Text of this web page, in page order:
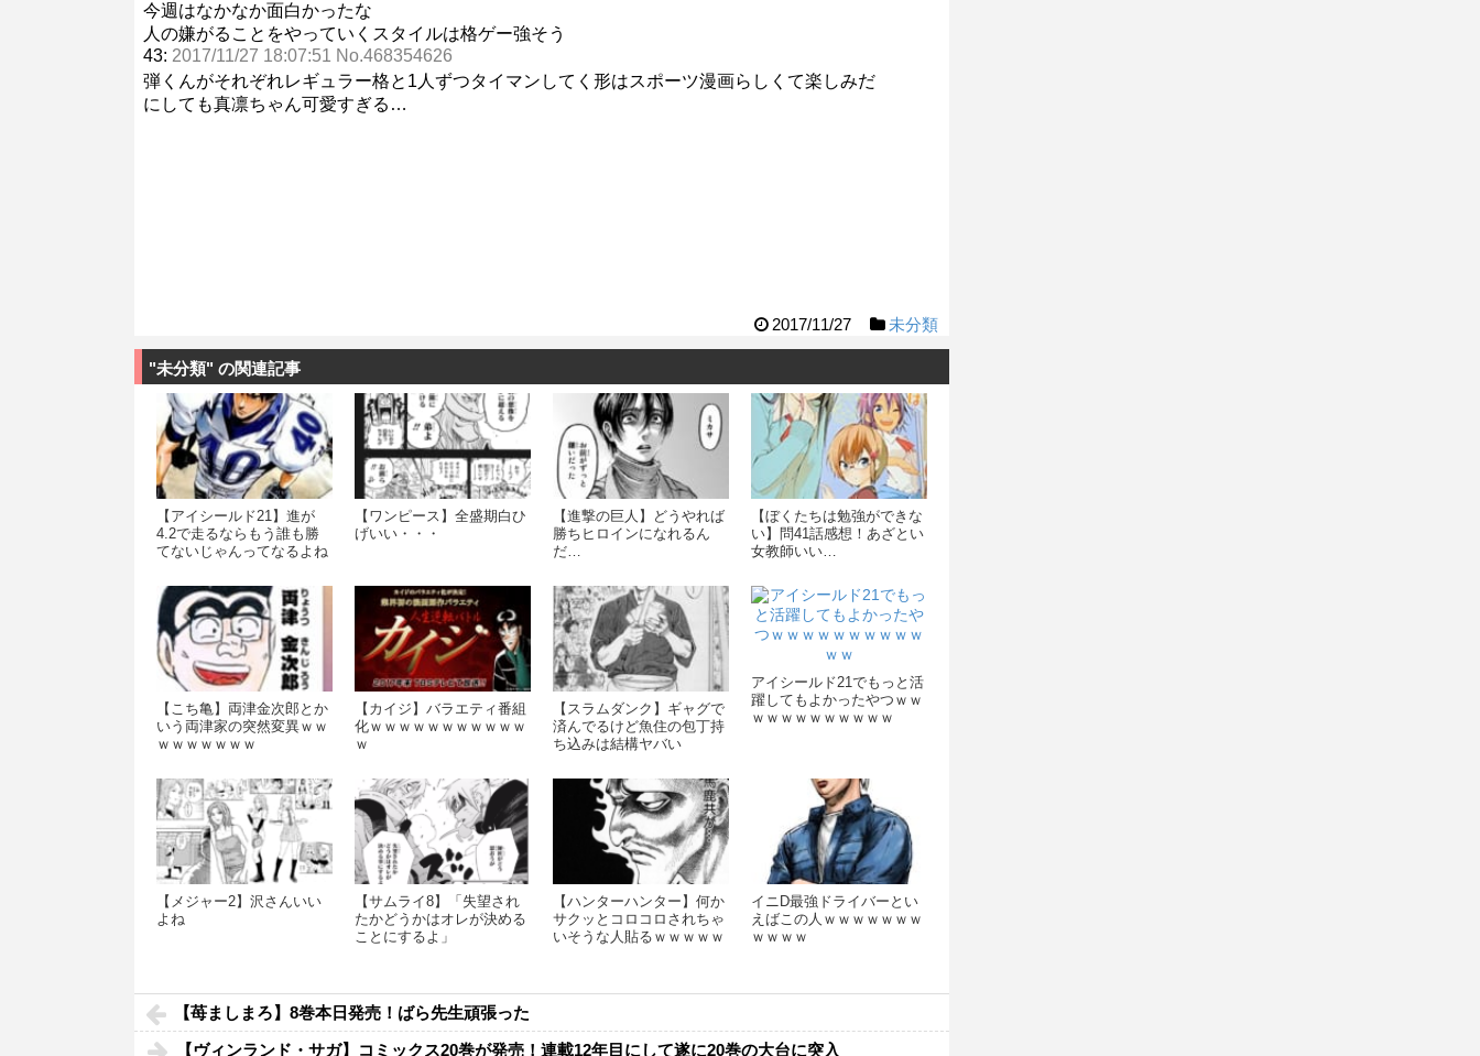
今週はなかなか面白かったな
人の嫌がることをやっていくスタイルは格ゲー強そう
43: 2017/11/27 18:07:51 No.468354626
弾くんがそれぞれレギュラー格と1人ずつタイマンしてく形はスポーツ漫画らしくて楽しみだ
にしても真凛ちゃん可愛すぎる…
2017/11/27 未分類
"未分類" の関連記事
【アイシールド21】進が
4.2で走るならもう誰も勝
てないじゃんってなるよね
【ワンピース】全盛期白ひ
げいい・・・
【進撃の巨人】どうやれば
勝ちヒロインになれるん
だ…
【ぼくたちは勉強ができな
い】問41話感想！あざとい
女教師いい…
【こち亀】両津金次郎とか
いう両津家の突然変異ｗｗ
ｗｗｗｗｗｗｗ
【カイジ】バラエティ番組
化ｗｗｗｗｗｗｗｗｗｗｗ
ｗ
【スラムダンク】ギャグで
済んでるけど魚住の包丁持
ち込みは結構ヤバい
アイシールド21でもっと活
躍してもよかったやつｗｗ
ｗｗｗｗｗｗｗｗｗｗ
【メジャー2】沢さんいい
よね
【サムライ8】「失望され
たかどうかはオレが決める
ことにするよ」
【ハンターハンター】何か
サクッとコロコロされちゃ
いそうな人貼るｗｗｗｗｗ
イニD最強ドライバーとい
えばこの人ｗｗｗｗｗｗｗ
ｗｗｗｗ
【苺ましまろ】8巻本日発売！ばら先生頑張った
【ヴィンランド・サガ】コミックス20巻が発売！連載12年目にして遂に20巻の大台に突入